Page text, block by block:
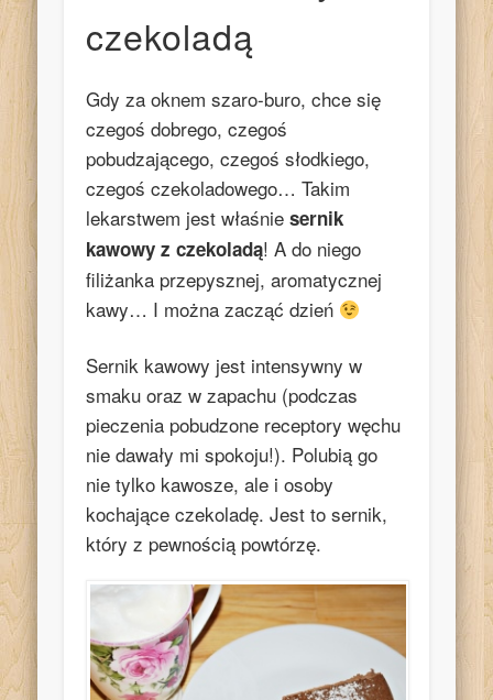
czekoladą
Gdy za oknem szaro-buro, chce się
czegoś dobrego, czegoś
pobudzającego, czegoś słodkiego,
czegoś czekoladowego… Takim
lekarstwem jest właśniesernik
kawowy z czekoladą! A do niego
filiżanka przepysznej, aromatycznej
kawy… I można zacząć dzień
Sernik kawowy jest intensywny w
smaku oraz w zapachu (podczas
pieczenia pobudzone receptory węchu
nie dawały mi spokoju!). Polubią go
nie tylko kawosze, ale i osoby
kochające czekoladę. Jest to sernik,
który z pewnością powtórzę.